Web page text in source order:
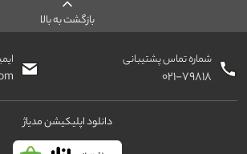
بازگشت به بالا
شماره تماس پشتیبانی
۰۲۱-۷۹۸۱۸
دانلود اپلیکیشن مدیاژ